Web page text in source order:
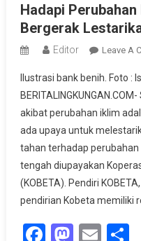
Hadapi Perubahan
Bergerak
Editor Leave A
Ilustrasi bank benih. Foto :
akibat perubahan iklim
ada upaya untuk
tahan terhadap
tengah diupayakan
(KOBETA). Pendiri
pendirian Kobeta memiliki
Facebook